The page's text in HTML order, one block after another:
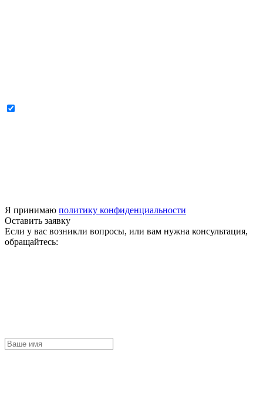
Я принимаю политику конфиденциальности
Оставить заявку
Если у вас возникли вопросы, или вам нужна консультация,
обращайтесь: